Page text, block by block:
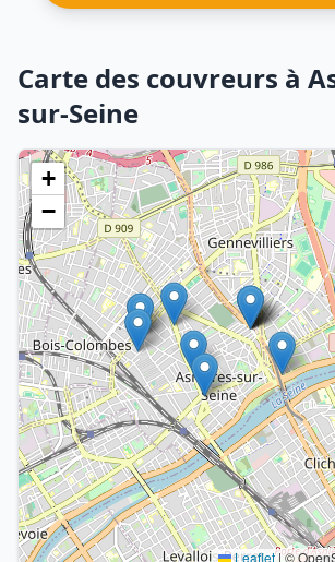
Carte des couvreurs à
sur-Seine
+
−
Leaflet|©